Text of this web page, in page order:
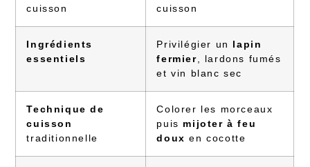
cuisson
cuisson
Ingrédients
essentiels
Privilégier un lapin
fermier , lardons fumés
et vin blanc sec
Technique de
cuisson
traditionnelle
Colorer les morceaux
puis mijoter à feu
doux en cocotte